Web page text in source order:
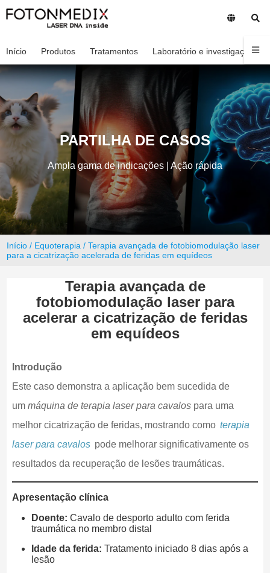
Início Produtos Tratamentos Laboratório e investigação
PARTILHA DE CASOS
Ampla gama de indicações | Ação rápida
Início / Equoterapia / Terapia avançada de fotobiomodulação laser
para a cicatrização acelerada de feridas em equídeos
Terapia avançada de
fotobiomodulação laser para
acelerar a cicatrização de feridas
em equídeos
Introdução
Este caso demonstra a aplicação bem sucedida de
um máquina de terapia laser para cavalospara uma
melhor cicatrização de feridas, mostrando como terapia
laser para cavalos pode melhorar significativamente os
resultados da recuperação de lesões traumáticas.
Apresentação clínica
Doente: Cavalo de desporto adulto com ferida
traumática no membro distal
Idade da ferida: Tratamento iniciado 8 dias após a
lesão